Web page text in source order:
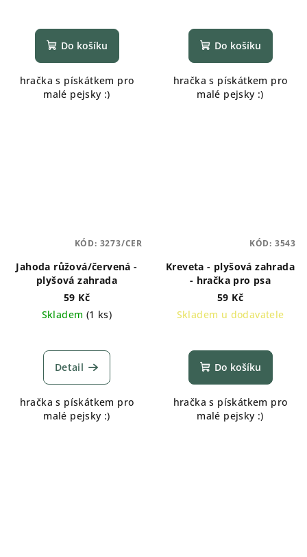
Do košíku
hračka s pískátkem pro
malé pejsky :)
Do košíku
hračka s pískátkem pro
malé pejsky :)
Jahoda růžová/červená -
plyšová zahrada
59 Kč
Skladem (1 ks)
hodnocení
produktu
z
5
Detail
hračka s pískátkem pro
malé pejsky :)
KÓD: 3273/CER
Kreveta - plyšová zahrada
- hračka pro psa
59 Kč
Skladem u dodavatele
Do košíku
hračka s pískátkem pro
malé pejsky :)
KÓD: 3543